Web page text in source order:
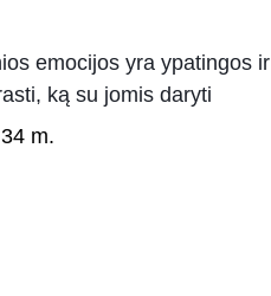
emocijos yra ypatingos ir
ką su jomis daryti
m.